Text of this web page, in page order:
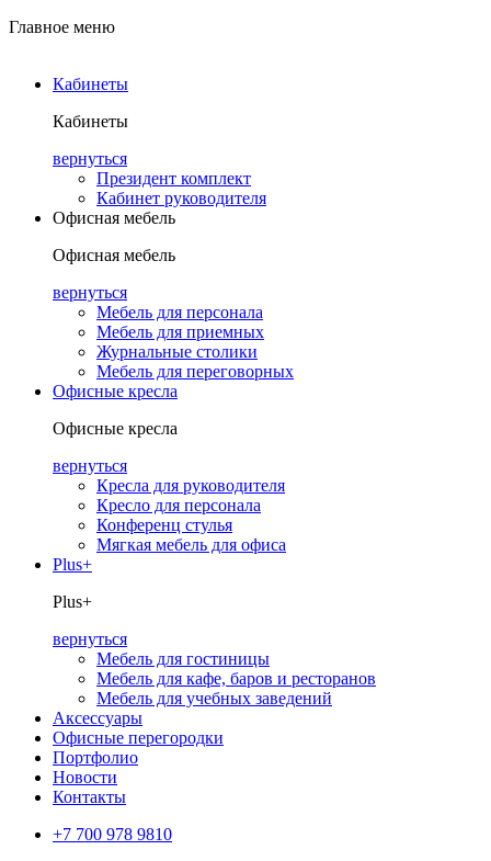
Главное меню
Кабинеты
Кабинеты
вернуться
Президент комплект
Кабинет руководителя
Офисная мебель
Офисная мебель
вернуться
Мебель для персонала
Мебель для приемных
Журнальные столики
Мебель для переговорных
Офисные кресла
Офисные кресла
вернуться
Кресла для руководителя
Кресло для персонала
Конференц стулья
Мягкая мебель для офиса
Plus+
Plus+
вернуться
Мебель для гостиницы
Мебель для кафе, баров и ресторанов
Мебель для учебных заведений
Аксессуары
Офисные перегородки
Портфолио
Новости
Контакты
+7 700 978 9810